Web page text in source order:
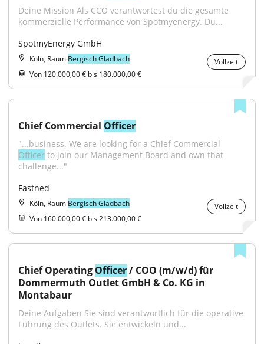
Deine Mission Als CCO verantwortest du die gesamte
kommerzielle Performance von Spotmyenergy. Du...
SpotmyEnergy GmbH
Köln, Raum Bergisch Gladbach
Vollzeit
Von 120.000,00 € bis 180.000,00 €
Chief Commercial Officer
Officer to join our Management Board and own that
challenge..."
Fastned
Köln, Raum Bergisch Gladbach
Vollzeit
Von 160.000,00 € bis 213.000,00 €
Chief Operating Officer / COO (m/w/d) für
Dommermuth Outlet GmbH & Co. KG in
Montabaur
Deine Aufgaben Sie sind verantwortlich für die operative
Führung des Outlets. Sie entwickeln und...